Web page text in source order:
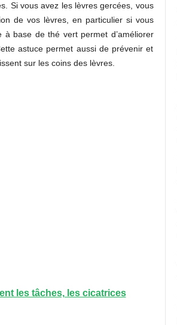
Si vous avez les lèvres gercées, vous
de vos lèvres, en particulier si vous
base de thé vert permet d’améliorer
astuce permet aussi de prévenir et
sur les coins des lèvres.
les tâches, les cicatrices